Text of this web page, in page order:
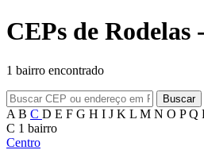
CEPs de Rodelas
1 bairro encontrado
Buscar
A B C D E F G H I J K L M N O PQ
C 1 bairro
Centro